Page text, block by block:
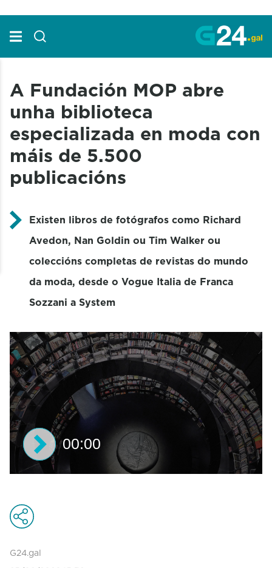
A Fundación MOP abre
unha biblioteca
especializada en moda con
máis de 5.500
publicacións
Existen libros de fotógrafos como Richard
Avedon, Nan Goldin ou Tim Walker ou
coleccións completas de revistas do mundo
da moda, desde o Vogue Italia de Franca
Sozzani a System
c
o
d
00:00
G24.gal